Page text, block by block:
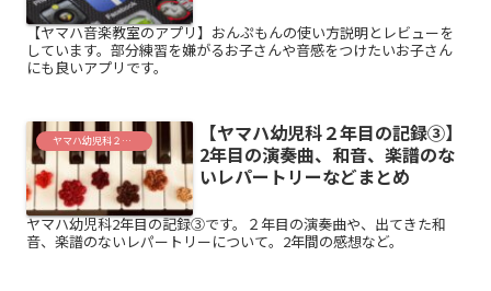
【ヤマハ音楽教室のアプリ】おんぷもんの使い方説明とレビューを
しています。部分練習を嫌がるお子さんや音感をつけたいお子さん
にも良いアプリです。
ヤマハ幼児科２年目
【ヤマハ幼児科２年目の記録③】
2年目の演奏曲、和音、楽譜のな
いレパートリーなどまとめ
ヤマハ幼児科2年目の記録③です。２年目の演奏曲や、出てきた和
音、楽譜のないレパートリーについて。2年間の感想など。